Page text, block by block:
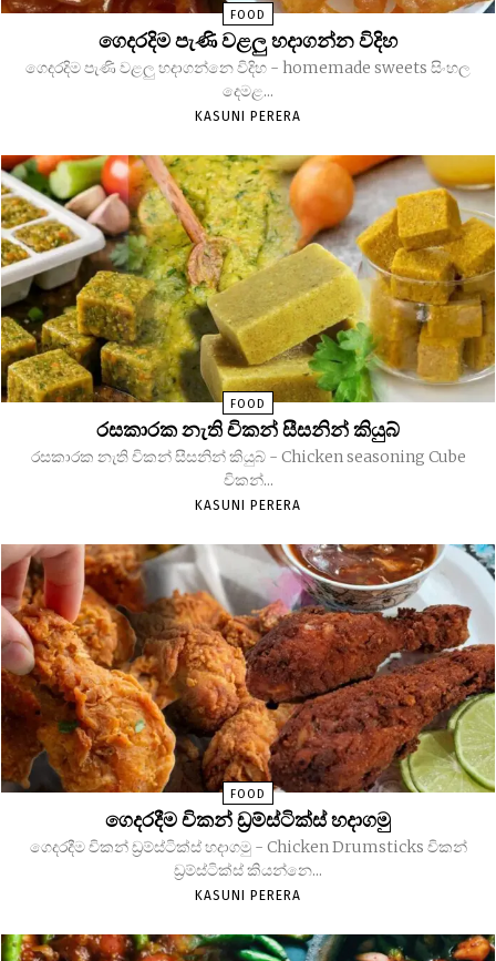
FOOD
ගෙදරදිම පැණි වළලු හදාගන්න විදිහ
ගෙදරදිම පැණි වළලු හදාගන්නෙ විදිහ - homemade sweets සිංහල
දෙමළ...
KASUNI PERERA
FOOD
රසකාරක නැති චිකන් සීසනින් කියුබ්
රසකාරක නැති චිකන් සීසනින් කියුබ් - Chicken seasoning Cube
චිකන්...
KASUNI PERERA
FOOD
ගෙදරදීම චිකන් ඩ්‍රම්ස්ටික්ස් හදාගමු
ගෙදරදීම චිකන් ඩ්‍රම්ස්ටික්ස් හදාගමු - Chicken Drumsticks චිකන්
ඩ්‍රම්ස්ටික්ස් කියන්නෙ...
KASUNI PERERA